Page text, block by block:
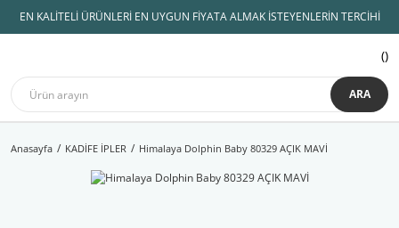
EN KALİTELİ ÜRÜNLERİ EN UYGUN FİYATA ALMAK İSTEYENLERİN TERCİHİ
ARA
Anasayfa KADİFE İPLER Himalaya Dolphin Baby 80329 AÇIK MAVİ